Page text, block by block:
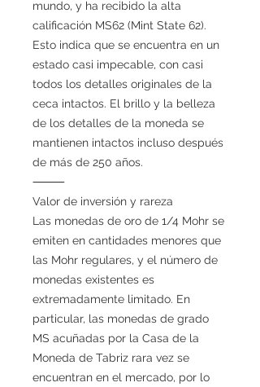
mundo, y ha recibido la alta
calificación MS62 (Mint State 62).
Esto indica que se encuentra en un
estado casi impecable, con casi
todos los detalles originales de la
ceca intactos. El brillo y la belleza
de los detalles de la moneda se
mantienen intactos incluso después
de más de 250 años.
⸻
Valor de inversión y rareza
Las monedas de oro de 1/4 Mohr se
emiten en cantidades menores que
las Mohr regulares, y el número de
monedas existentes es
extremadamente limitado. En
particular, las monedas de grado
MS acuñadas por la Casa de la
Moneda de Tabriz rara vez se
encuentran en el mercado, por lo